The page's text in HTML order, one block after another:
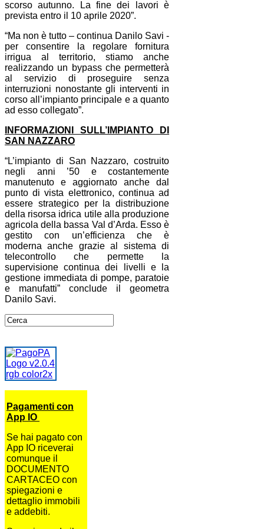
scorso autunno. La fine dei lavori è
prevista entro il 10 aprile 2020”.
“Ma non è tutto – continua Danilo Savi -
per consentire la regolare fornitura
irrigua al territorio, stiamo anche
realizzando un bypass che permetterà
al servizio di proseguire senza
interruzioni nonostante gli interventi in
corso all’impianto principale e a quanto
ad esso collegato”.
INFORMAZIONI SULL’IMPIANTO DI
SAN NAZZARO
“L’impianto di San Nazzaro, costruito
negli anni ’50 e costantemente
manutenuto e aggiornato anche dal
punto di vista elettronico, continua ad
essere strategico per la distribuzione
della risorsa idrica utile alla produzione
agricola della bassa Val d’Arda. Esso è
gestito con un’efficienza che è
moderna anche grazie al sistema di
telecontrollo che permette la
supervisione continua dei livelli e la
gestione immediata di pompe, paratoie
e manufatti” conclude il geometra
Danilo Savi.
Pagamenti con
App IO
Se hai pagato con
App IO riceverai
comunque il
DOCUMENTO
CARTACEO con
spiegazioni e
dettaglio immobili
e addebiti.